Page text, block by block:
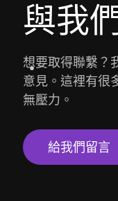
與我
想要取得聯繫？
意見。這裡有很
無壓力。
給我們留言